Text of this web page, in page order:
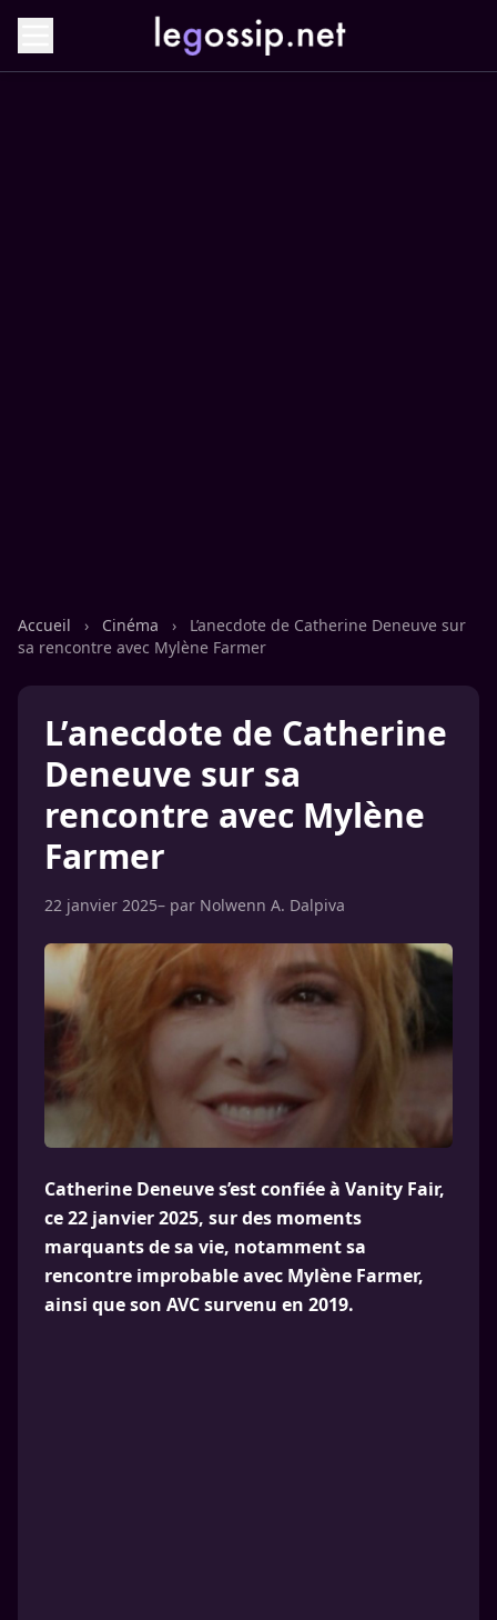
Accueil › Cinéma ›
L’anecdote de Catherine Deneuve sur
sa rencontre avec Mylène Farmer
L’anecdote de Catherine
Deneuve sur sa
rencontre avec Mylène
Farmer
22 janvier 2025– par Nolwenn A. Dalpiva
Catherine Deneuve s’est confiée à Vanity Fair,
ce 22 janvier 2025, sur des moments
marquants de sa vie, notamment sa
rencontre improbable avec Mylène Farmer,
ainsi que son AVC survenu en 2019.